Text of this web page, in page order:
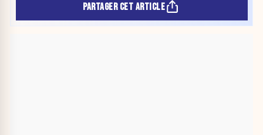
PARTAGER CET ARTICLE